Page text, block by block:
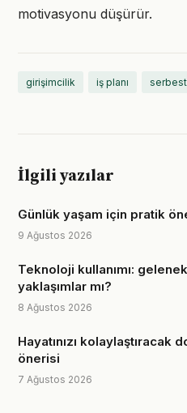
motivasyonu düşürür.
girişimcilik iş planı serbest
İlgili yazılar
Günlük yaşam için pratik
9 Ağustos 2026
Teknoloji kullanımı:
yaklaşımlar mı?
8 Ağustos 2026
Hayatınızı
önerisi
7 Ağustos 2026